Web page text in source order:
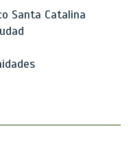
Santa Catalina